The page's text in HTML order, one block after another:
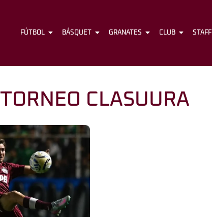
FÚTBOL BÁSQUET GRANATES
FÚTBOL BÁSQUET GRANATES CLUB STAFF
TORNEO CLASUURA